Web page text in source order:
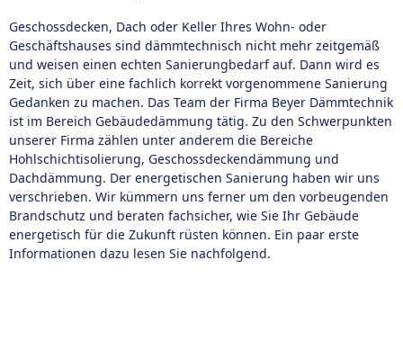
Geschossdecken, Dach oder Keller Ihres Wohn- oder
Geschäftshauses sind dämmtechnisch nicht mehr zeitgemäß
und weisen einen echten Sanierungbedarf auf. Dann wird es
Zeit, sich über eine fachlich korrekt vorgenommene Sanierung
Gedanken zu machen. Das Team der Firma Beyer Dämmtechnik
ist im Bereich Gebäudedämmung tätig. Zu den Schwerpunkten
unserer Firma zählen unter anderem die Bereiche
Hohlschichtisolierung, Geschossdeckendämmung und
Dachdämmung. Der energetischen Sanierung haben wir uns
verschrieben. Wir kümmern uns ferner um den vorbeugenden
Brandschutz und beraten fachsicher, wie Sie Ihr Gebäude
energetisch für die Zukunft rüsten können. Ein paar erste
Informationen dazu lesen Sie nachfolgend.